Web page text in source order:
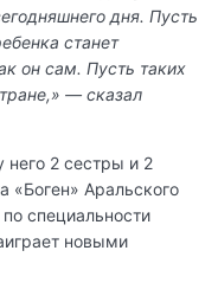
дня. Пусть
станет
он сам. Пусть таких
— сказал
2 сестры и 2
«Боген» Аральского
специальности
новыми